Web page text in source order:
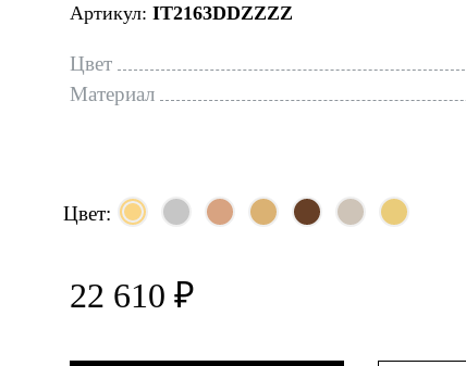
Артикул: IT2163DDZZZZ
Цвет
Материал
Цвет:
22 610 ₽